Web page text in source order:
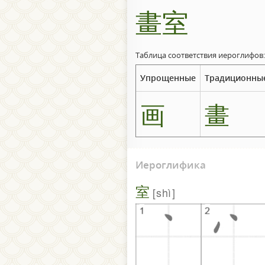
畫室
Таблица соответствия иероглифов:
Упрощенные
画 畫
Иероглифика
室 shì